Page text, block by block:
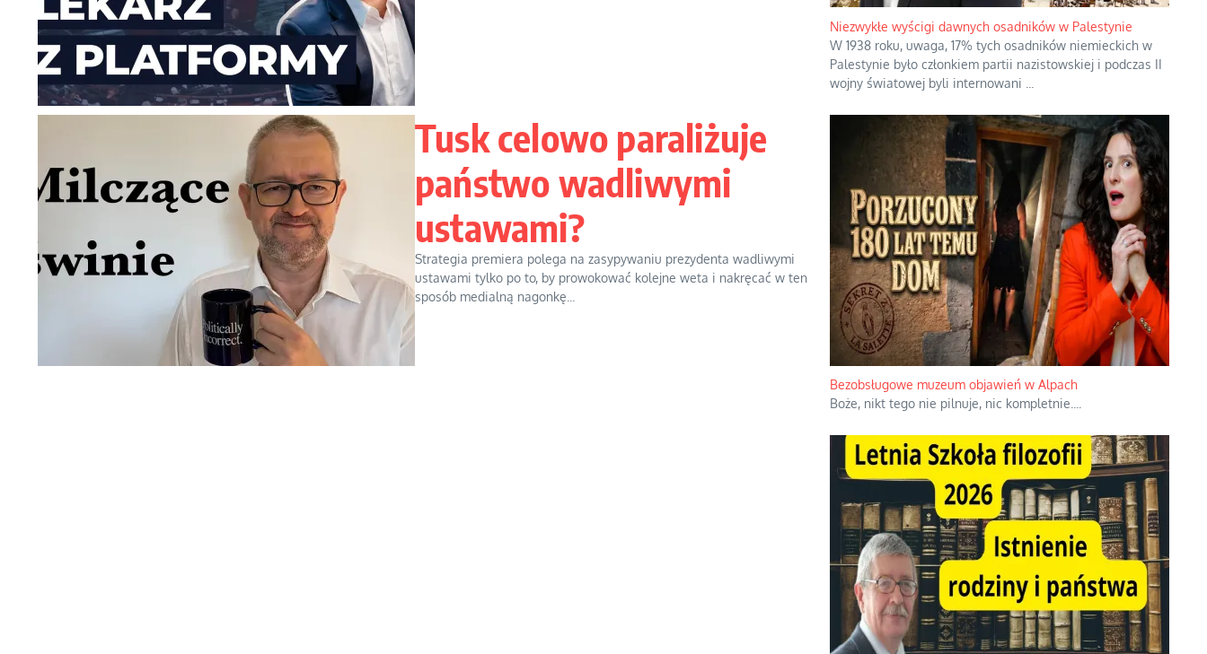
Tusk celowo paraliżuje
państwo wadliwymi
ustawami?
Strategia premiera polega na zasypywaniu prezydenta wadliwymi
ustawami tylko po to, by prowokować kolejne weta i nakręcać w ten
sposób medialną nagonkę...
Niezwykłe wyścigi dawnych osadników w Palestynie
W 1938 roku, uwaga, 17% tych osadników niemieckich w
Palestynie było członkiem partii nazistowskiej i podczas II
wojny światowej byli internowani
Bezobsługowe muzeum objawień w Alpach
Boże, nikt tego nie pilnuje, nic kompletnie.